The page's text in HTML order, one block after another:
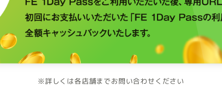
※詳しくは各店舗までお問い合わせください